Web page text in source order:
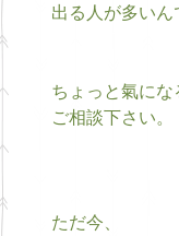
出る人が多いん
ちょっと氣に
ご相談下さい。
ただ今、